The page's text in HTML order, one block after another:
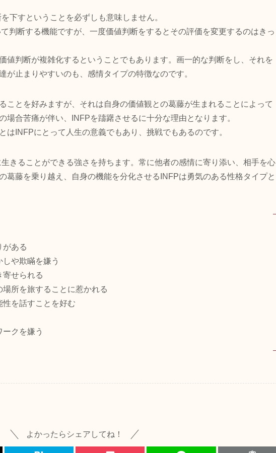
下すということを必ずしも意味しません。
判断する機能ですが、一度価値判断をするとその評価を変更するのはきっ
値判断が複雑化するということでもあります。画一的な判断をし、それを
が止まりやすいのも、感情タイプの特徴なのです。
ことを好みますが、それは自身の価値観との葛藤が生まれることによって
場合苦痛が伴い、INFPを躊躇させるに十分な理由となります。
はINFPにとって人生の意義でもあり、挑戦でもあるのです。
きることができる強さを持ちます。常に他者の感情に寄り添い、相手を心
葛藤を乗り越え、自身の機能を分化させるINFPは勇気のある性格タイプと
がある
しや欺瞞を嫌う
寄せられる
場所を旅することに惹かれる
性を話すことを好む
ークを嫌う
よかったらシェアしてね！